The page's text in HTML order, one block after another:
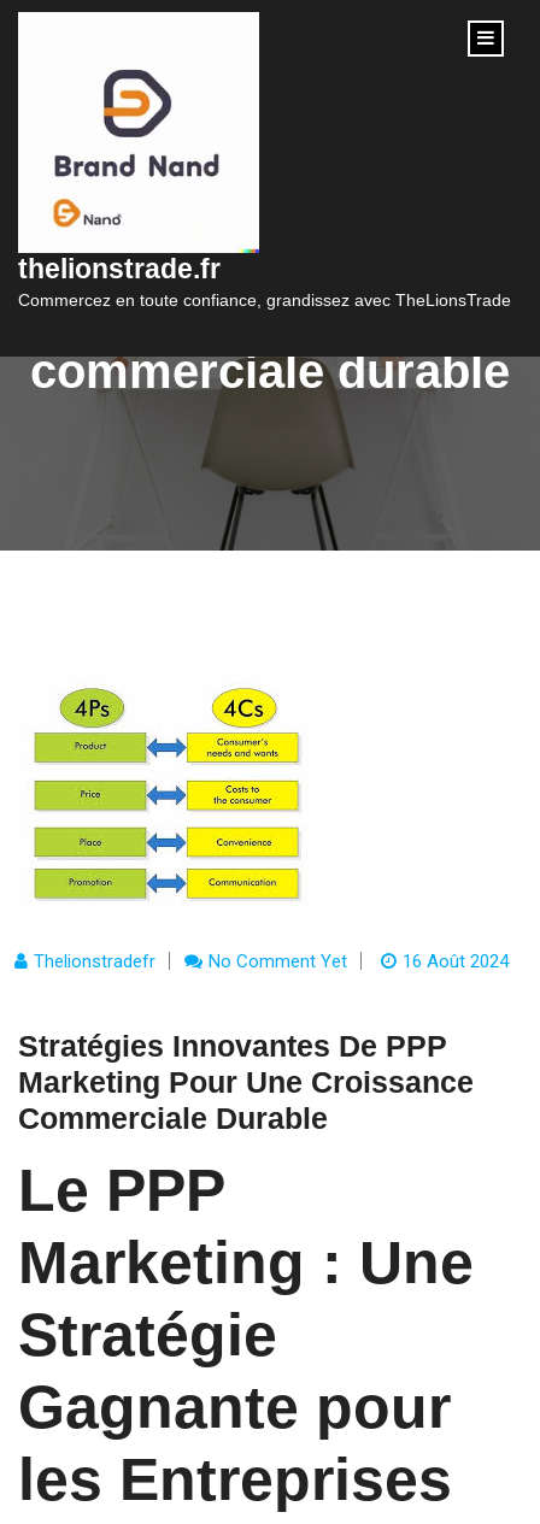
content
thelionstrade.fr
Commercez en toute confiance, grandissez avec TheLionsTrade
Stratégies innovantes
de PPP marketing
pour une croissance
commerciale durable
Thelionstradefr No Comment Yet 16 Août 2024
Stratégies Innovantes De PPP
Marketing Pour Une Croissance
Commerciale Durable
Le PPP
Marketing : Une
Stratégie
Gagnante pour
les Entreprises